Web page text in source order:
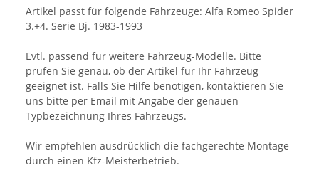
Artikel passt für folgende Fahrzeuge: Alfa Romeo Spider
3.+4. Serie Bj. 1983-1993
Evtl. passend für weitere Fahrzeug-Modelle. Bitte
prüfen Sie genau, ob der Artikel für Ihr Fahrzeug
geeignet ist. Falls Sie Hilfe benötigen, kontaktieren Sie
uns bitte per Email mit Angabe der genauen
Typbezeichnung Ihres Fahrzeugs.
Wir empfehlen ausdrücklich die fachgerechte Montage
durch einen Kfz-Meisterbetrieb.